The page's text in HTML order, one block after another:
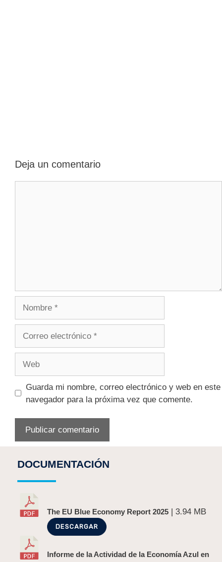
Deja un comentario
Guarda mi nombre, correo electrónico y web en este
navegador para la próxima vez que comente.
DOCUMENTACIÓN
The EU Blue Economy Report 2025 | 3.94 MB
DESCARGAR
Informe de la Actividad de la Economía Azul en